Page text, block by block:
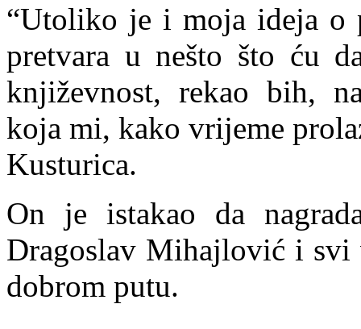
“Utoliko je i moja ideja o
pretvara u nešto što ću
književnost, rekao bih,
koja mi, kako vrijeme
Kusturica.
On je istakao da
Dragoslav Mihajlović i
dobrom putu.